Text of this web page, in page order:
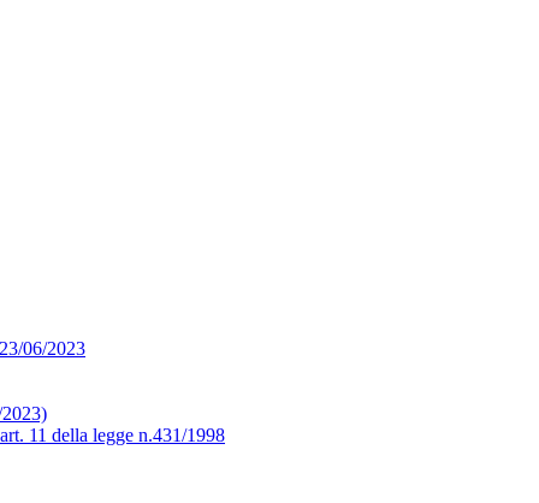
06/2023
11 della legge n.431/1998